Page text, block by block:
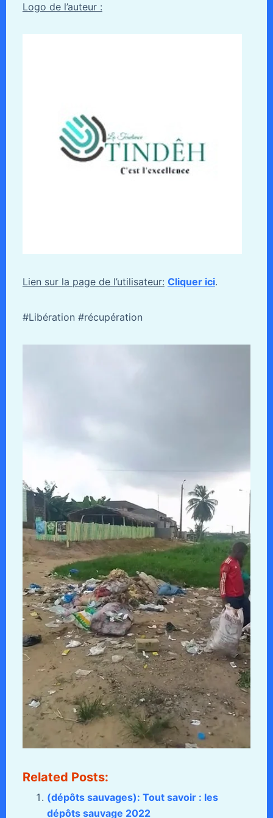
Logo de l’auteur :
Lien sur la page de l’utilisateur: Cliquer ici.
#Libération #récupération
Related Posts:
(dépôts sauvages): Tout savoir : les
dépôts sauvage 2022